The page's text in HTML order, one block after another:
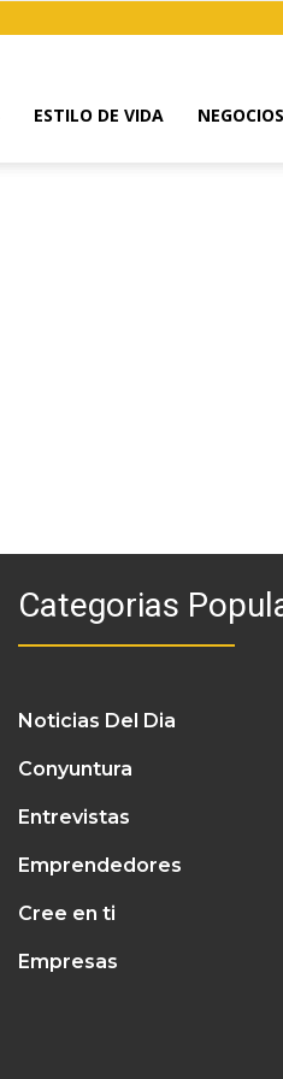
ESTILO DE VIDA NEGOCIOS
Categorias
Noticias Del Dia
Conyuntura
Entrevistas
Emprendedores
Cree en ti
Empresas